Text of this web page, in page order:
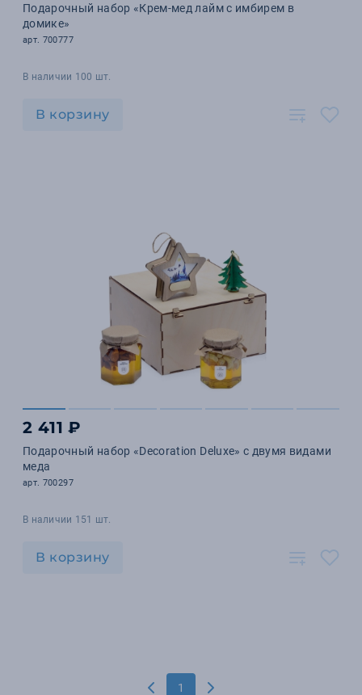
Подарочный набор «Крем-мед лайм с имбирем в
домике»
арт. 700777
В наличии 100 шт.
В корзину
2 411 ₽
Подарочный набор «Decoration Deluxe» с двумя видами
меда
арт. 700297
В наличии 151 шт.
В корзину
1